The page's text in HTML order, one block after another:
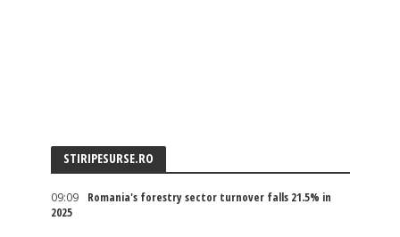
STIRIPESURSE.RO
09:09
Romania's forestry sector turnover falls 21.5% in
2025